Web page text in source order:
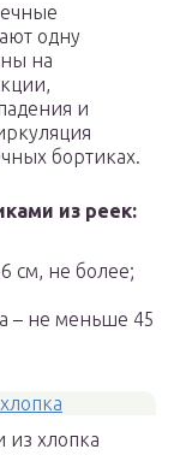
одну
на
и
бортиках.
из реек:
см, не более;
– не меньше 45
из хлопка